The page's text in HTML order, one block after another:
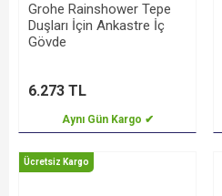
Grohe Rainshower Tepe
Duşları İçin Ankastre İç
Gövde
6.273 TL
Aynı Gün Kargo ✔
Ücretsiz Kargo